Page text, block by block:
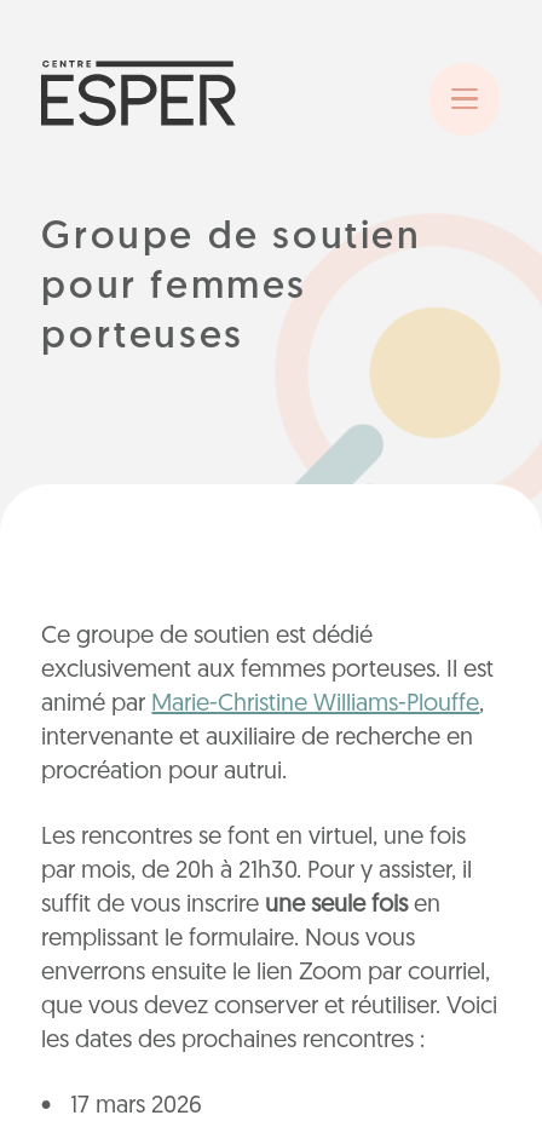
Groupe de soutien
pour femmes
porteuses
Ce groupe de soutien est dédié
exclusivement aux femmes porteuses. Il est
animé par Marie-Christine Williams-Plouffe,
intervenante et auxiliaire de recherche en
procréation pour autrui.
Les rencontres se font en virtuel, une fois
par mois, de 20h à 21h30. Pour y assister, il
suffit de vous inscrire une seule foisen
remplissant le formulaire. Nous vous
enverrons ensuite le lien Zoom par courriel,
que vous devez conserver et réutiliser. Voici
les dates des prochaines rencontres :
17 mars 2026